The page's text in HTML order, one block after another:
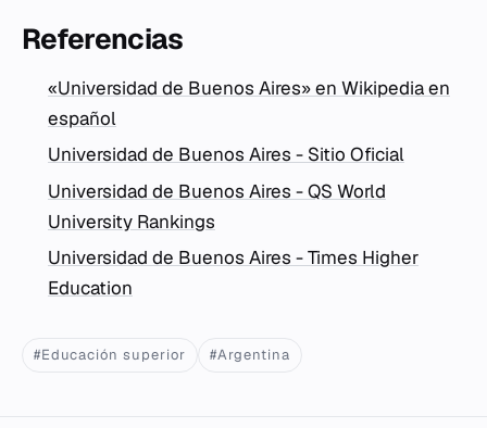
Referencias
«Universidad de Buenos Aires» en Wikipedia en
español
Universidad de Buenos Aires - Sitio Oficial
Universidad de Buenos Aires - QS World
University Rankings
Universidad de Buenos Aires - Times Higher
Education
#Educación superior #Argentina